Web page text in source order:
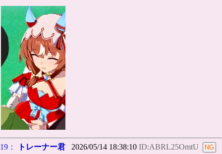
19： トレーナー君 2026/05/14 18:38:10 ID:ABRL25OmtU